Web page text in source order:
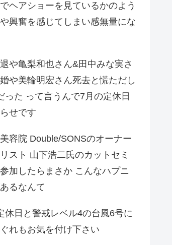
ヘアショーを見ているかのよう
興奮を感じてしまい感無量にな
や亀梨和也さん&田中みな実さ
や美輪明宏さん死去と慌ただし
った って言うんで7月の定休日
せです
容院 Double/SONSのオーナー
スト 山下浩二氏のカットセミ
加したらまさか こんなハプニ
るなんて
休日と警戒レベル4の台風6号に
れもお気を付け下さい